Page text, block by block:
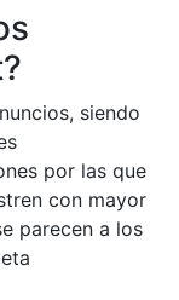
siendo
por las que
con mayor
parecen a los